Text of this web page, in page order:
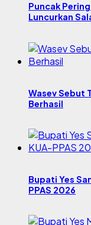
Puncak
Luncurkan
Wasev Sebut
Berhasil
Bupati Yes
PPAS 2026